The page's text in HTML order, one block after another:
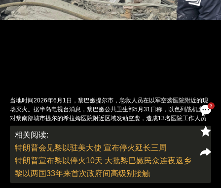
3
当地时间2026年6月1日，黎巴嫩提尔市，急救人员在以军空袭医院附近的现
场灭火。据半岛电视台消息，黎巴嫩公共卫生部5月31日称，以色列战机当天
对黎南部城市提尔的希拉姆医院附近区域发动空袭，造成13名医院工作人员
受伤，医院设施遭到严重破坏。同一天，以军还对提尔地区杰巴尔·阿迈勒医
院对面的建筑和停车场发动空袭，造成至少8人死亡、16人受伤，医院大楼在
轰炸中严重受损。据路透社6月1日报道，以色列总理内塔尼亚胡和国防部长
卡茨当日发表声明，称因黎巴嫩真主党“屡次违反停火协议”，已下令以军对黎
首都贝鲁特南郊代希耶地区发动空袭。据美联社6月1日报道，特朗普与内塔
尼亚胡通话时斥其“疯了”，质问“你到底在干什么？”，并指责其“忘恩负义”。通
话后特朗普宣布以军不会前往贝鲁特，正在途中的部队已撤回。内塔尼亚胡回
相关阅读:
特朗普会见黎以驻美大使 宣布停火延长三周
特朗普宣布黎以停火10天 大批黎巴嫩民众连夜返乡
黎以两国33年来首次政府间高级别接触